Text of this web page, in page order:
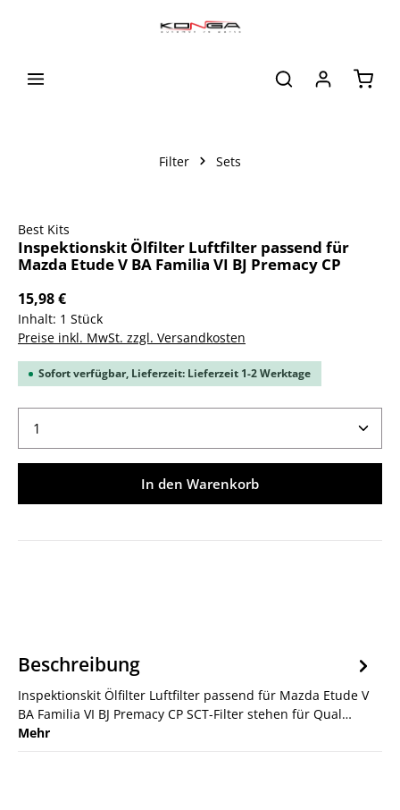
Filter Sets
Best Kits
Inspektionskit Ölfilter Luftfilter passend für
Mazda Etude V BA Familia VI BJ Premacy CP
15,98 €
Inhalt: 1 Stück
Preise inkl. MwSt. zzgl. Versandkosten
Sofort verfügbar, Lieferzeit: Lieferzeit 1-2 Werktage
Produkt Anzahl: Gib den gewünschten Wert ein
In den Warenkorb
Beschreibung
Inspektionskit Ölfilter Luftfilter passend für Mazda Etude V
BA Familia VI BJ Premacy CP SCT-Filter stehen für Qual…
Mehr